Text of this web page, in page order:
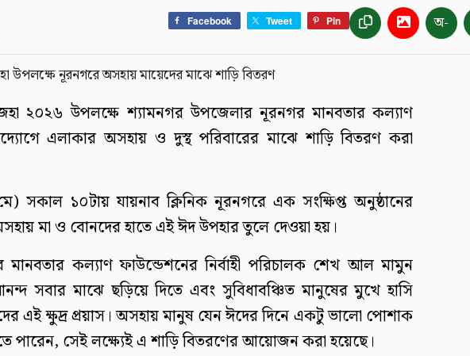
Facebook Tweet Pin অ-
২০২৬ উপলক্ষে শ্যামনগর উপজেলার নূরনগর মানবতার কল্যাণ
এলাকার অসহায় ও দুস্থ পরিবারের মাঝে শাড়ি বিতরণ করা
সকাল ১০টায় যায়নাব ক্লিনিক নূরনগরে এক সংক্ষিপ্ত অনুষ্ঠানের
মা ও বোনদের হাতে এই ঈদ উপহার তুলে দেওয়া হয়।
কল্যাণ ফাউন্ডেশনের নির্বাহী পরিচালক শেখ আল মামুন
সবার মাঝে ছড়িয়ে দিতে এবং সুবিধাবঞ্চিত মানুষের মুখে হাসি
এই ক্ষুদ্র প্রয়াস। অসহায় মানুষ যেন ঈদের দিনে একটু ভালো পোশাক
পারেন, সেই লক্ষ্যেই এ শাড়ি বিতরণের আয়োজন করা হয়েছে।